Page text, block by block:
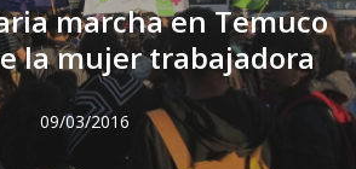
marcha en Temuco
la mujer trabajadora
09/03/2016